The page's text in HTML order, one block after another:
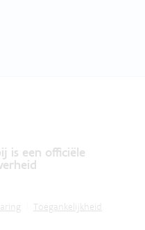
is een officiële
Toegankelijkheid